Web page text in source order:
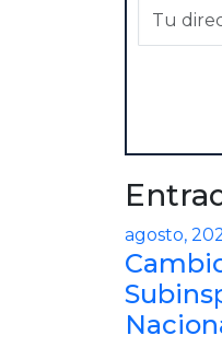
agosto,